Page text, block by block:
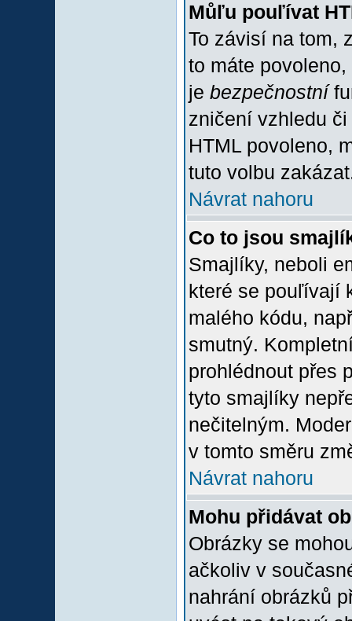
Můľu pouľívat
To závisí na tom,
to máte
je bezpečnostní
zničení vzhledu
HTML povoleno,
tuto volbu
Návrat nahoru
Co to jsou
Smajlíky, neboli
které se pouľívají
malého kódu,
smutný.
prohlédnout přes
tyto smajlíky
nečitelným.
v tomto směru
Návrat nahoru
Mohu přidávat
Obrázky se
ačkoliv v
nahrání obrázků